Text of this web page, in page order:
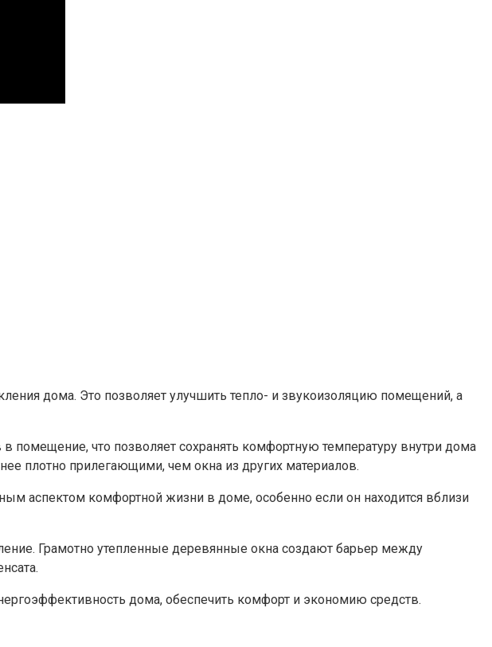
дома.​ Это позволяет улучшить тепло- и звукоизоляцию помещений, а
что позволяет сохранять комфортную температуру внутри дома
плотно прилегающими, чем окна из других материалов.​
аспектом комфортной жизни в доме, особенно если он находится вблизи
Грамотно утепленные деревянные окна создают барьер между
дома, обеспечить комфорт и экономию средств.​